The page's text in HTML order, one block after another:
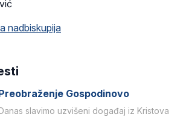
nadbiskupija
Gospodinovo
slavimo uzvišeni događaj iz Kristova